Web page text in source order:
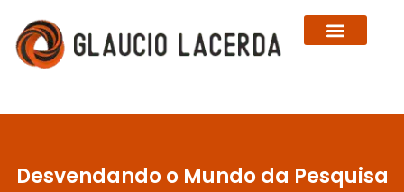
Desvendando o Mundo da Pesquisa